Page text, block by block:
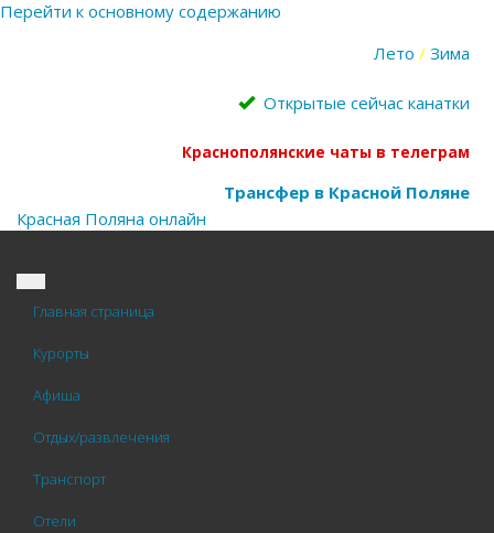
Перейти к основному содержанию
Лето / Зима
Открытые сейчас канатки
Краснополянские чаты в телеграм
Трансфер в Красной Поляне
Красная Поляна онлайн
Главная страница
Курорты
Афиша
Отдых/развлечения
Транспорт
Отели